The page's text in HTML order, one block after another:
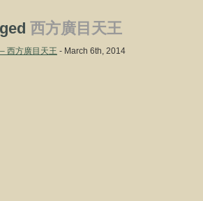
西方廣目天王
西方廣目天王 - March 6th, 2014